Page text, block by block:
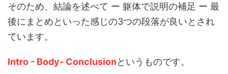
そのため、結論を述べて ー 躯体で説明の補足 ー 最
後にまとめといった感じの3つの段落が良いとされ
ています。
Intro - Body- Conclusionというものです。